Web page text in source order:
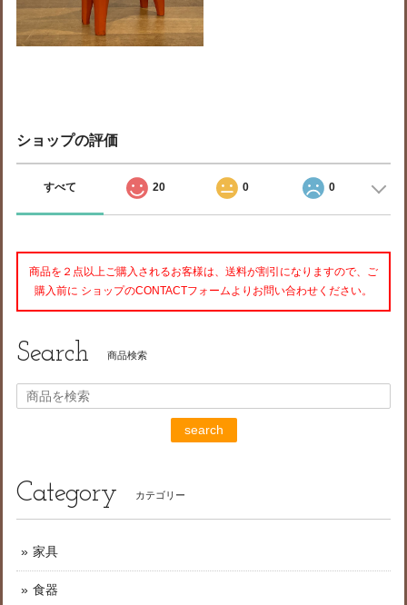
ショップの評価
すべて 20 0 0
商品を２点以上ご購入されるお客様は、送料が割引になりますので、ご
購入前に ショップのCONTACTフォームよりお問い合わせください。
Search 商品検索
search
Category カテゴリー
家具
食器